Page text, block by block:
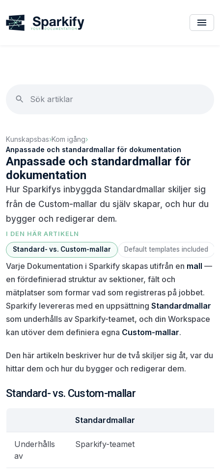
Kunskapsbas›Kom igång›
Anpassade och standardmallar för dokumentation
Anpassade och standardmallar för
dokumentation
Hur Sparkifys inbyggda Standardmallar skiljer sig
från de Custom-mallar du själv skapar, och hur du
bygger och redigerar dem.
I DEN HÄR ARTIKELN
Standard- vs. Custom-mallar Default templates included
Varje Dokumentation i Sparkify skapas utifrån en mall —
en fördefinierad struktur av sektioner, fält och
mätplatser som formar vad som registreras på jobbet.
Sparkify levereras med en uppsättning Standardmallar
som underhålls av Sparkify-teamet, och din Workspace
kan utöver dem definiera egna Custom-mallar.
Den här artikeln beskriver hur de två skiljer sig åt, var du
hittar dem och hur du bygger och redigerar dem.
Standard- vs. Custom-mallar
Standardmallar
Underhålls
av
Sparkify-teamet